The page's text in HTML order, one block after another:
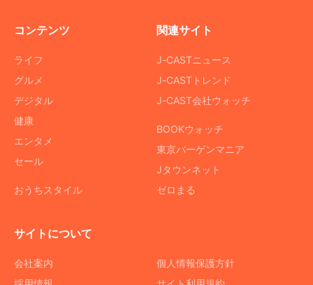
コンテンツ
ライフ
グルメ
デジタル
健康
エンタメ
セール
おうちスタイル
関連サイト
J-CASTニュース
J-CASTトレンド
J-CAST会社ウォッチ
BOOKウォッチ
東京バーゲンマニア
Jタウンネット
ゼロまる
サイトについて
会社案内
個人情報保護方針